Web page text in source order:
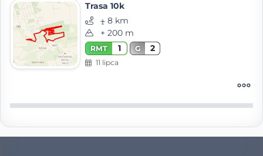
Trasa 10k
⨦ 8 km
+ 200 m
RMT 1 G 2
11 lipca